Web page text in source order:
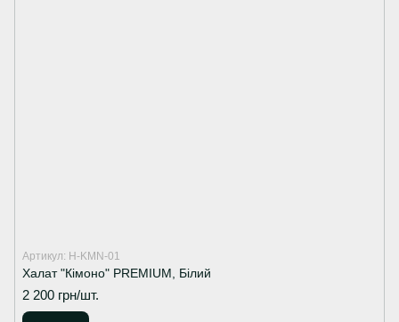
Артикул: H-KMN-01
Халат "Кімоно" PREMIUM, Білий
2 200 грн/шт.